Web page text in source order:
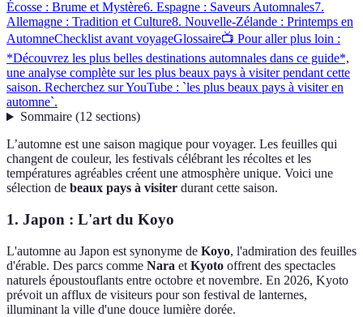
Écosse : Brume et Mystère6. Espagne : Saveurs Automnales7.
Allemagne : Tradition et Culture8. Nouvelle-Zélande : Printemps en
AutomneChecklist avant voyageGlossaire📺 Pour aller plus loin :
*Découvrez les plus belles destinations automnales dans ce guide*,
une analyse complète sur les plus beaux pays à visiter pendant cette
saison. Recherchez sur YouTube : `les plus beaux pays à visiter en
automne`.
Sommaire(12 sections)
L’automne est une saison magique pour voyager. Les feuilles qui
changent de couleur, les festivals célébrant les récoltes et les
températures agréables créent une atmosphère unique. Voici une
sélection de beaux pays à visiter durant cette saison.
1. Japon : L'art du Koyo
L'automne au Japon est synonyme de Koyo, l'admiration des feuilles
d'érable. Des parcs comme Nara et Kyoto offrent des spectacles
naturels époustouflants entre octobre et novembre. En 2026, Kyoto
prévoit un afflux de visiteurs pour son festival de lanternes,
illuminant la ville d'une douce lumière dorée.